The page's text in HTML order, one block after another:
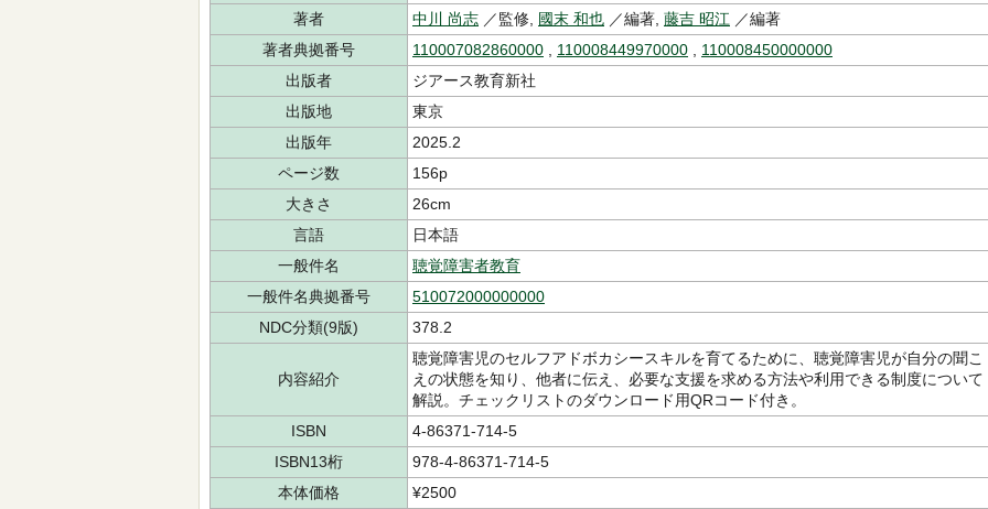
著者
中川 尚志 ／監修, 國末 和也 ／編著, 藤吉 昭江 ／編著
著者典拠番号
110007082860000 110008449970000
110008450000000
出版者
ジアース教育新社
出版地
東京
出版年
2025.2
ページ数
156p
大きさ
26cm
言語
日本語
一般件名
聴覚障害者教育
一般件名典拠番号
510072000000000
NDC分類(9版)
378.2
内容紹介
聴覚障害児のセルフアドボカシースキルを育てるために、聴覚障害児が自分の聞こ
えの状態を知り、他者に伝え、必要な支援を求める方法や利用できる制度について
解説。チェックリストのダウンロード用QRコード付き。
ISBN
4-86371-714-5
ISBN13桁
978-4-86371-714-5
本体価格
¥2500